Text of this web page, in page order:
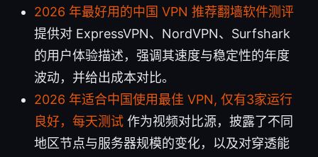
2026 年最好用的中国 VPN 推荐翻墙软件测评
提供对 ExpressVPN、NordVPN、Surfshark
的用户体验描述，强调其速度与稳定性的年度
波动，并给出成本对比。
2026 年适合中国使用最佳 VPN, 仅有3家运行
良好，每天测试 作为视频对比源，披露了不同
地区节点与服务器规模的变化，以及对穿透能